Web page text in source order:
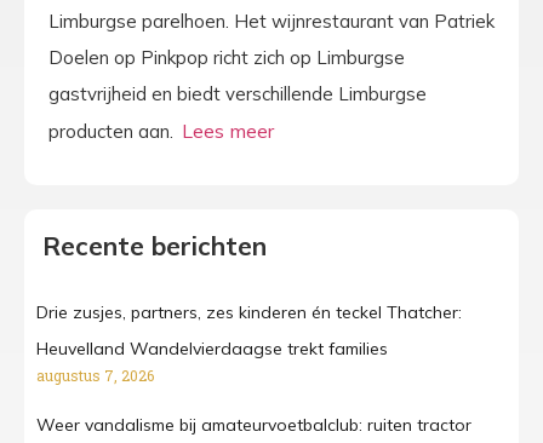
Limburgse parelhoen. Het wijnrestaurant van Patriek
Doelen op Pinkpop richt zich op Limburgse
gastvrijheid en biedt verschillende Limburgse
producten aan.
Recente berichten
Drie zusjes, partners, zes kinderen én teckel Thatcher:
Heuvelland Wandelvierdaagse trekt families
augustus 7, 2026
Weer vandalisme bij amateurvoetbalclub: ruiten tractor